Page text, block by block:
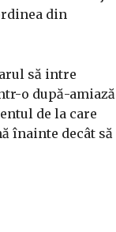
din
să intre
o după-amiază
de la care
înainte decât să